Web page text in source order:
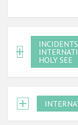
HOLY SEE